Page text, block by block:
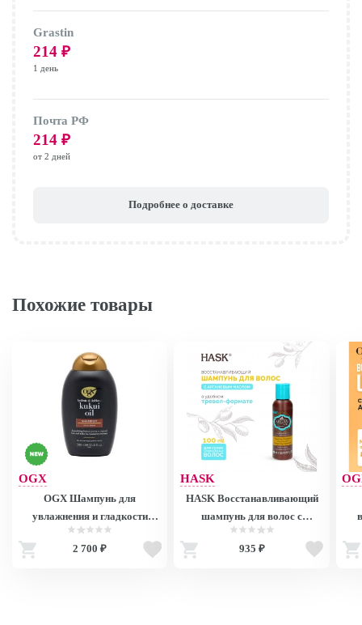
Grastin
214 ₽
1 день
Почта РФ
214 ₽
от 2 дней
Подробнее о доставке
Похожие товары
OGX
OGX Шампунь для
увлажнения и гладкости
волос с маслом ореха Кукуи /
Hydrate+Defrizz Kukui Oil
2 700 ₽
HASK
HASK Восстанавливающий
шампунь для волос с
Аргановым маслом мини-
формат / Argan Oil Repairing
935 ₽
Travel